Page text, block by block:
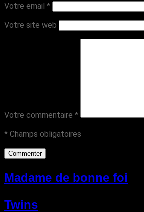
Votre email *
Votre site web
Votre commentaire *
* Champs obligatoires
Madame de bonne foi
Twins